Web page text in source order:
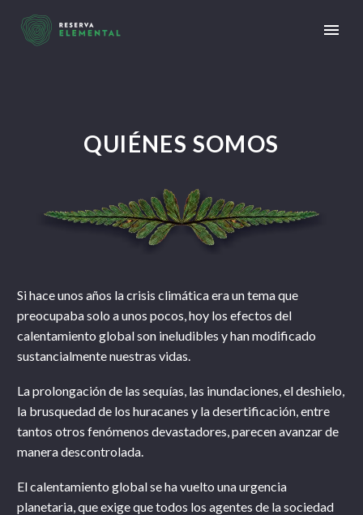
QUIÉNES SOMOS
Si hace unos años la crisis climática era un tema que
preocupaba solo a unos pocos, hoy los efectos del
calentamiento global son ineludibles y han modificado
sustancialmente nuestras vidas.
La prolongación de las sequías, las inundaciones, el deshielo,
la brusquedad de los huracanes y la desertificación, entre
tantos otros fenómenos devastadores, parecen avanzar de
manera descontrolada.
El calentamiento global se ha vuelto una urgencia
planetaria, que exige que todos los agentes de la sociedad